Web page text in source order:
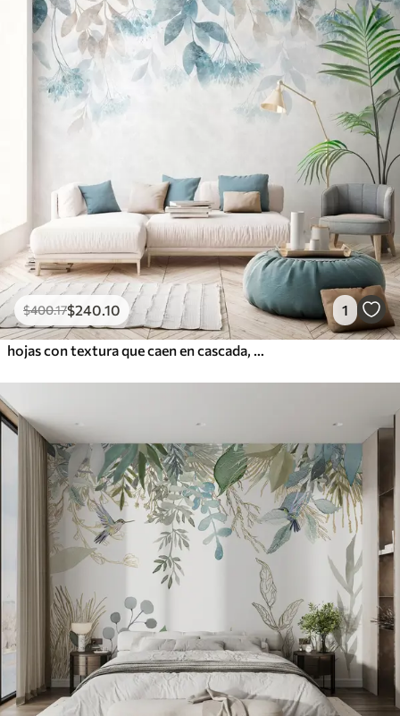
$400.17$240 .10 1